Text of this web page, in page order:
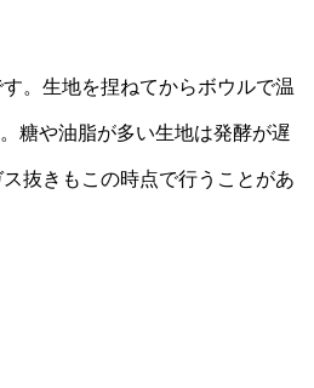
。生地を捏ねてからボウルで温
糖や油脂が多い生地は発酵が遅
抜きもこの時点で行うことがあ